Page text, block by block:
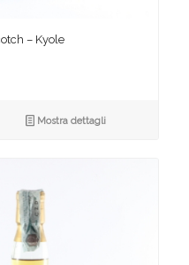
– Kyole
Mostra dettagli